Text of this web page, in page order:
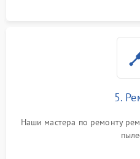
5.
Наши мастера по ремонту